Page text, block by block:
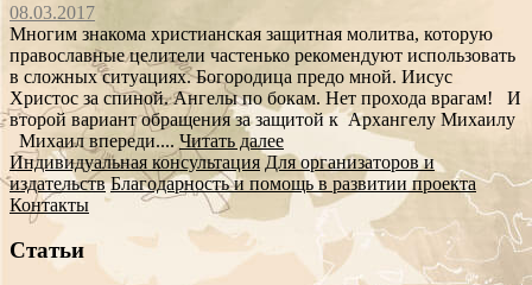
08.03.2017
Многим знакома христианская защитная молитва, которую
православные целители частенько рекомендуют использовать
в сложных ситуациях. Богородица предо мной. Иисус
Христос за спиной. Ангелы по бокам. Нет прохода врагам! И
второй вариант обращения за защитой к Архангелу Михаилу
Михаил впереди.... Читать далее
Индивидуальная консультация Для организаторов и
издательств Благодарность и помощь в развитии проекта
Контакты
Статьи